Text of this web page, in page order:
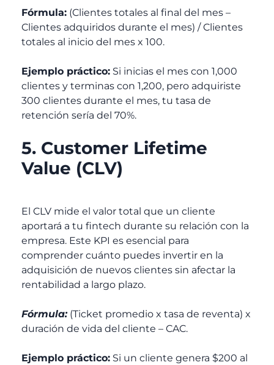
Fórmula: (Clientes totales al final del mes –
Clientes adquiridos durante el mes) / Clientes
totales al inicio del mes x 100.
Ejemplo práctico: Si inicias el mes con 1,000
clientes y terminas con 1,200, pero adquiriste
300 clientes durante el mes, tu tasa de
retención sería del 70%.
5. Customer Lifetime
Value (CLV)
El CLV mide el valor total que un cliente
aportará a tu fintech durante su relación con la
empresa. Este KPI es esencial para
comprender cuánto puedes invertir en la
adquisición de nuevos clientes sin afectar la
rentabilidad a largo plazo.
Fórmula:(Ticket promedio x tasa de reventa) x
duración de vida del cliente – CAC.
Ejemplo práctico: Si un cliente genera $200 al